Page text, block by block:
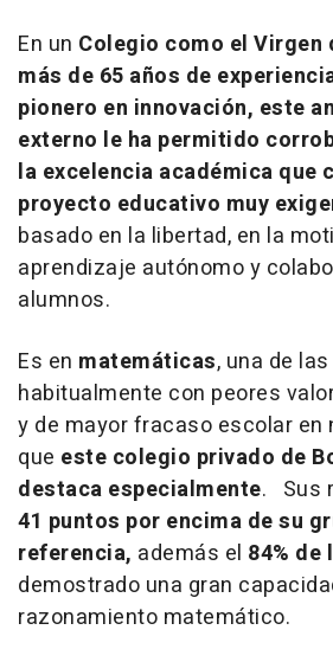
En un Colegio como el Virgen
más de 65 años de
pionero en innovación, este
externo le ha permitido
la excelencia académica que
proyecto educativo muy
basado en la libertad, en la
aprendizaje autónomo y
alumnos.
Es en matemáticas, una de
habitualmente con peores
y de mayor fracaso escolar en
que este colegio privado de
destaca especialmente. Sus
41 puntos por encima de su
referencia, además el 84% de
demostrado una gran
razonamiento matemático.